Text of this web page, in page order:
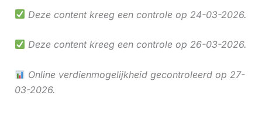
Deze content kreeg een controle op 24-03-2026.
Deze content kreeg een controle op 26-03-2026.
Online verdienmogelijkheid gecontroleerd op 27-
03-2026.